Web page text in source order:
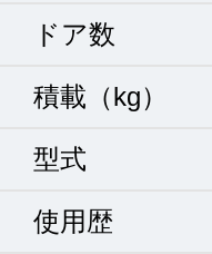
ドア数
積載（kg）
型式
使用歴